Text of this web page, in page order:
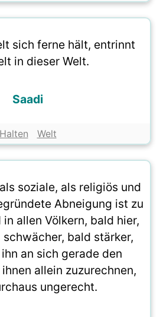
sich ferne hält, entrinnt
in dieser Welt.
Saadi
Halten Welt
soziale, als religiös und
Abneigung ist zu
allen Völkern, bald hier,
bald stärker,
an sich gerade den
allein zuzurechnen,
ungerecht.